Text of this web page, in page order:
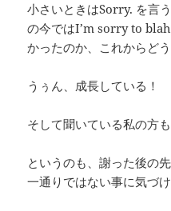
小さいときはSorry. を言
の今ではI’m sorry to
かったのか、これからど
うぅん、成長している！
そして聞いている私の方
というのも、謝った後の
一通りではない事に気づ